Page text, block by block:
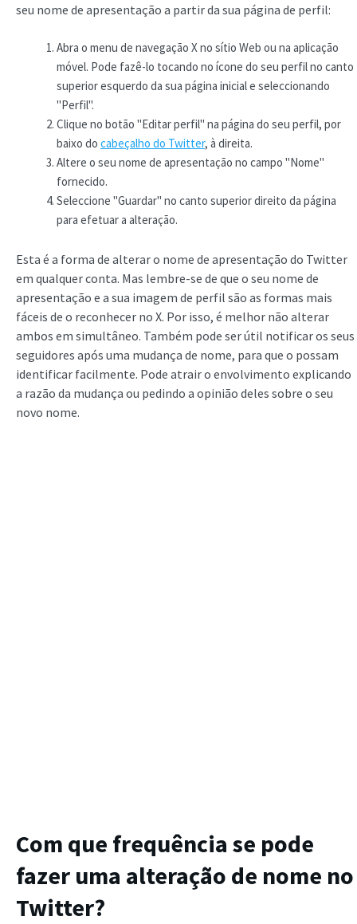
seu nome de apresentação a partir da sua página de perfil:
Abra o menu de navegação X no sítio Web ou na aplicação
móvel. Pode fazê-lo tocando no ícone do seu perfil no canto
superior esquerdo da sua página inicial e seleccionando
"Perfil".
Clique no botão "Editar perfil" na página do seu perfil, por
baixo do cabeçalho do Twitter, à direita.
Altere o seu nome de apresentação no campo "Nome"
fornecido.
Seleccione "Guardar" no canto superior direito da página
para efetuar a alteração.
Esta é a forma de alterar o nome de apresentação do Twitter
em qualquer conta. Mas lembre-se de que o seu nome de
apresentação e a sua imagem de perfil são as formas mais
fáceis de o reconhecer no X. Por isso, é melhor não alterar
ambos em simultâneo. Também pode ser útil notificar os seus
seguidores após uma mudança de nome, para que o possam
identificar facilmente. Pode atrair o envolvimento explicando
a razão da mudança ou pedindo a opinião deles sobre o seu
novo nome.
Com que frequência se pode
fazer uma alteração de nome no
Twitter?